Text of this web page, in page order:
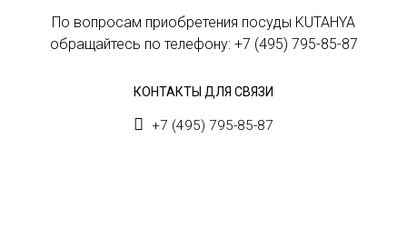
По вопросам приобретения посуды KUTAHYA
обращайтесь по телефону: +7 (495) 795-85-87
КОНТАКТЫ ДЛЯ СВЯЗИ
+7 (495) 795-85-87